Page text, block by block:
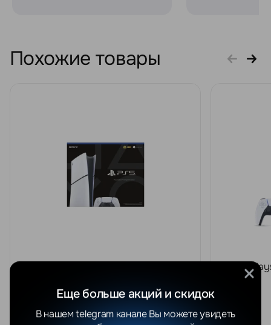
Похожие товары
Sony
Еще больше акций и скидок
В нашем telegram канале Вы можете увидеть